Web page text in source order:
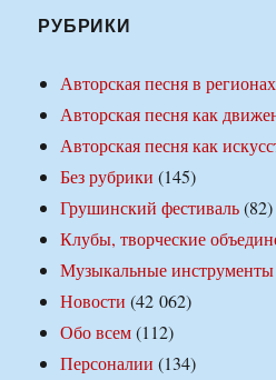
РУБРИКИ
Авторская песня в регионах
Авторская песня как
Авторская песня как
Без рубрики (145)
Грушинский фестиваль(82)
Клубы, творческие
Музыкальные инструменты
Новости (42 062)
Обо всем(112)
Персоналии (134)